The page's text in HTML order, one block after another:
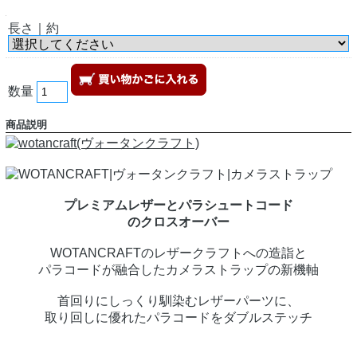
長さ｜約
数量
商品説明
プレミアムレザーとパラシュートコード
のクロスオーバー
WOTANCRAFTのレザークラフトへの造詣と
パラコードが融合したカメラストラップの新機軸
首回りにしっくり馴染むレザーパーツに、
取り回しに優れたパラコードをダブルステッチ